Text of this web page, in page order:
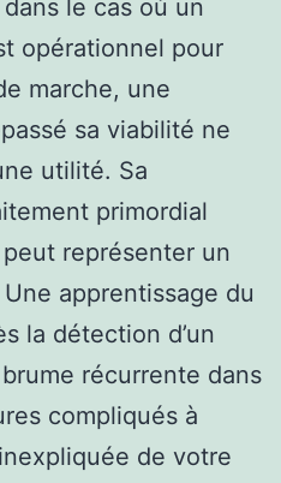
le cas où un
opérationnel pour
marche, une
sa viabilité ne
utilité. Sa
primordial
représenter un
apprentissage du
la détection d’un
récurrente dans
compliqués à
de votre